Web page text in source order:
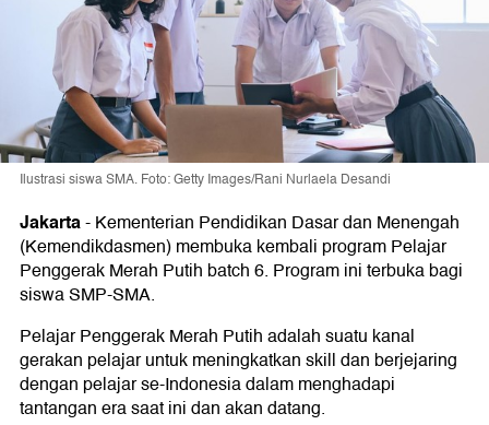
Ilustrasi siswa SMA. Foto: Getty Images/Rani Nurlaela Desandi
Jakarta-Kementerian Pendidikan Dasar dan Menengah
(Kemendikdasmen) membuka kembali program Pelajar
Penggerak Merah Putih batch 6. Program ini terbuka bagi
siswa SMP-SMA.
Pelajar Penggerak Merah Putih adalah suatu kanal
gerakan pelajar untuk meningkatkan skill dan berjejaring
dengan pelajar se-Indonesia dalam menghadapi
tantangan era saat ini dan akan datang.